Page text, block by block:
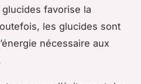
favorise la
les glucides sont
nécessaire aux